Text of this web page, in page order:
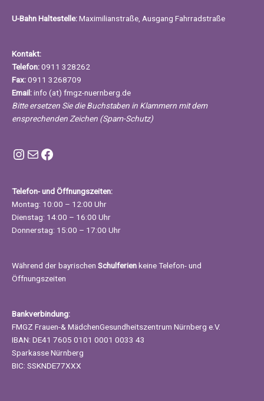
U-Bahn Haltestelle:Maximilianstraße, Ausgang Fahrradstraße
Kontakt:
Telefon:0911 328262
Fax:0911 3268709
Email:info (at) fmgz-nuernberg.de
Bitte ersetzen Sie die Buchstaben in Klammern mit dem
ensprechenden Zeichen (Spam-Schutz)
Instagram FMGZ Nürnberg
E-MailFacebook
Telefon- und Öffnungszeiten:
Montag: 10:00 – 12:00 Uhr
Dienstag: 14:00 – 16:00 Uhr
Donnerstag: 15:00 – 17:00 Uhr
Während der bayrischen Schulferienkeine Telefon- und
Öffnungszeiten
Bankverbindung:
FMGZ Frauen-& MädchenGesundheitszentrum Nürnberg e.V.
IBAN: DE41 7605 0101 0001 0033 43
Sparkasse Nürnberg
BIC: SSKNDE77XXX